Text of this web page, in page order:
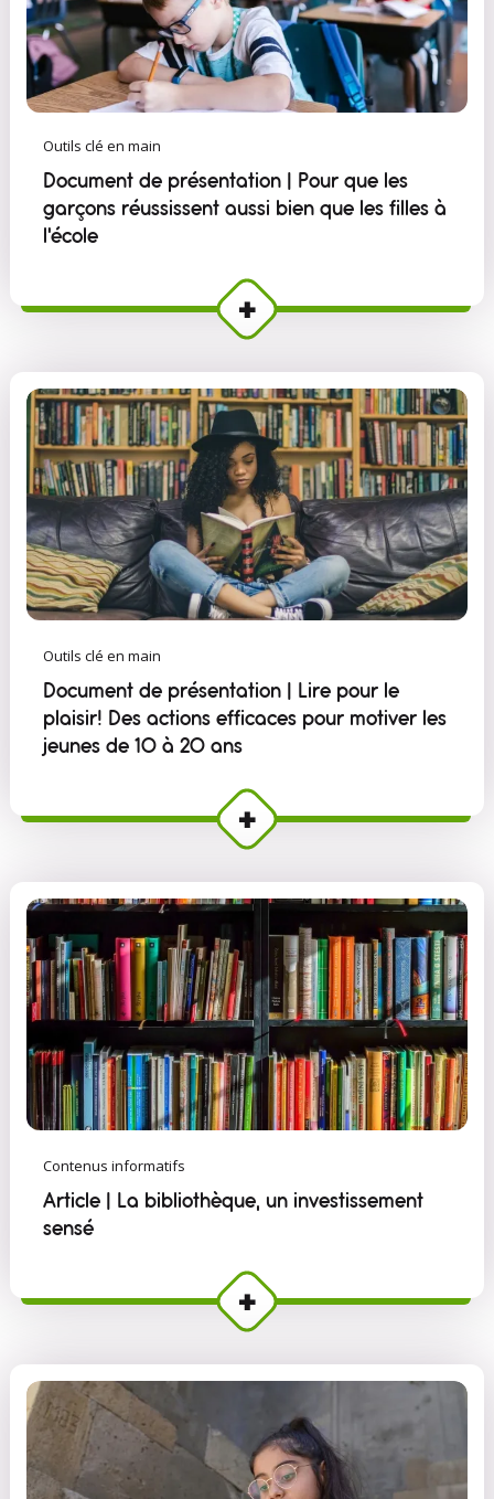
Outils clé en main
Document de présentation | Pour que les
garçons réussissent aussi bien que les filles à
l'école
Outils clé en main
Document de présentation | Lire pour le
plaisir! Des actions efficaces pour motiver les
jeunes de 10 à 20 ans
Contenus informatifs
Article | La bibliothèque, un investissement
sensé